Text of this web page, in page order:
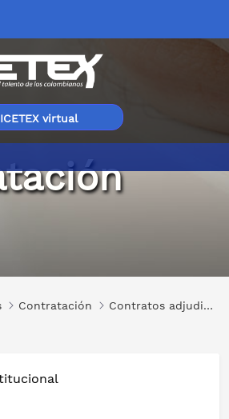
virtual
Contratación
Contratos adjudicados